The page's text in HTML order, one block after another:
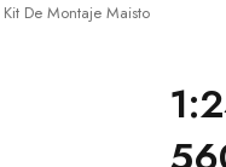
De Montaje Maisto